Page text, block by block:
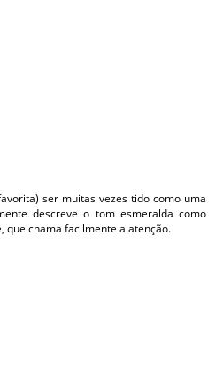
ser muitas vezes tido como uma
descreve o tom esmeralda como
que chama facilmente a atenção.